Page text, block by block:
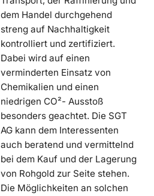
dem Handel durchgehend
streng auf Nachhaltigkeit
kontrolliert und zertifiziert.
Dabei wird auf einen
verminderten Einsatz von
Chemikalien und einen
niedrigen CO²- Ausstoß
besonders geachtet. Die SGT
AG kann dem Interessenten
auch beratend und vermittelnd
bei dem Kauf und der Lagerung
von Rohgold zur Seite stehen.
Die Möglichkeiten an solchen